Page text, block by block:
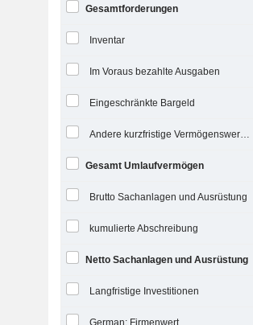
Gesamtforderungen
Inventar
Im Voraus bezahlte Ausgaben
Eingeschränkte Bargeld
Andere kurzfristige Vermögenswerte, Gesamt
Gesamt Umlaufvermögen
Brutto Sachanlagen und Ausrüstung
kumulierte Abschreibung
Netto Sachanlagen und Ausrüstung
Langfristige Investitionen
German: Firmenwert